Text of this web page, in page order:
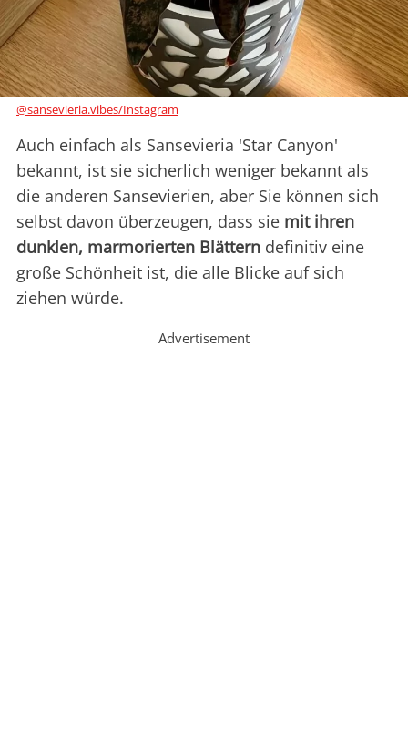
@sansevieria.vibes/Instagram
Auch einfach als Sansevieria 'Star Canyon'
bekannt, ist sie sicherlich weniger bekannt als
die anderen Sansevierien, aber Sie können sich
selbst davon überzeugen, dass sie mit ihren
dunklen, marmorierten Blättern definitiv eine
große Schönheit ist, die alle Blicke auf sich
ziehen würde.
Advertisement